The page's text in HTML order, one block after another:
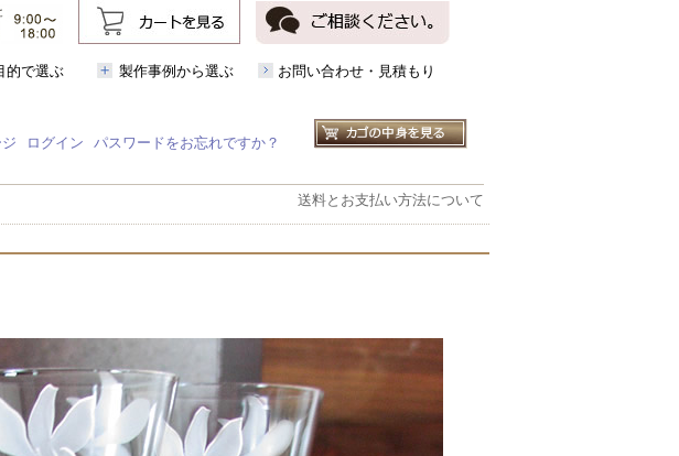
的で選ぶ 製作事例から選ぶ お問い合わせ・見積もり
ログイン パスワードをお忘れですか？
送料とお支払い方法について